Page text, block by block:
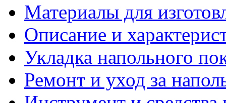
Материалы для
Описание и
Укладка напольного
Ремонт и уход за